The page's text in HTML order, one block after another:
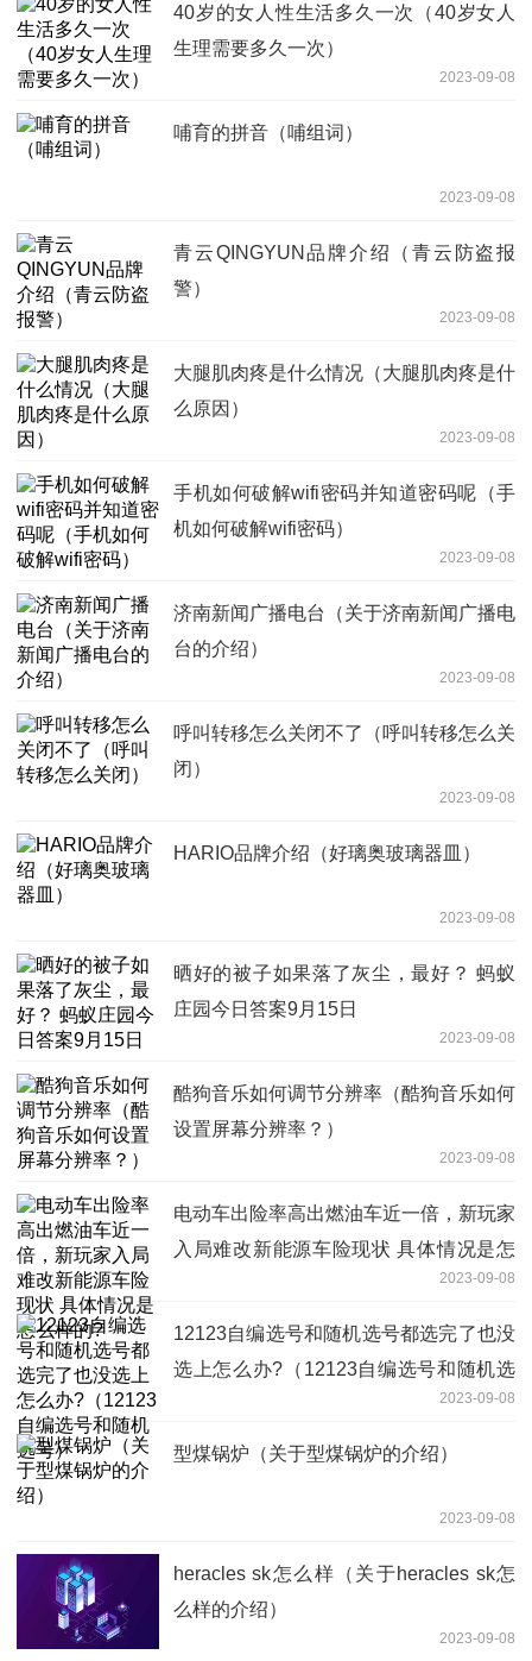
40岁的女人性生活多久一次（40岁女人
生理需要多久一次）
2023-09-08
哺育的拼音（哺组词）
2023-09-08
青云QINGYUN品牌介绍（青云防盗报
警）
2023-09-08
大腿肌肉疼是什么情况（大腿肌肉疼是什
么原因）
2023-09-08
手机如何破解wifi密码并知道密码呢（手
机如何破解wifi密码）
2023-09-08
济南新闻广播电台（关于济南新闻广播电
台的介绍）
2023-09-08
呼叫转移怎么关闭不了（呼叫转移怎么关
闭）
2023-09-08
HARIO品牌介绍（好璃奥玻璃器皿）
2023-09-08
晒好的被子如果落了灰尘，最好？ 蚂蚁
庄园今日答案9月15日
2023-09-08
酷狗音乐如何调节分辨率（酷狗音乐如何
设置屏幕分辨率？）
2023-09-08
电动车出险率高出燃油车近一倍，新玩家
入局难改新能源车险现状 具体情况是怎
2023-09-08
12123自编选号和随机选号都选完了也没
选上怎么办?（12123自编选号和随机选
2023-09-08
型煤锅炉（关于型煤锅炉的介绍）
2023-09-08
heracles sk怎么样（关于heracles sk怎
么样的介绍）
2023-09-08